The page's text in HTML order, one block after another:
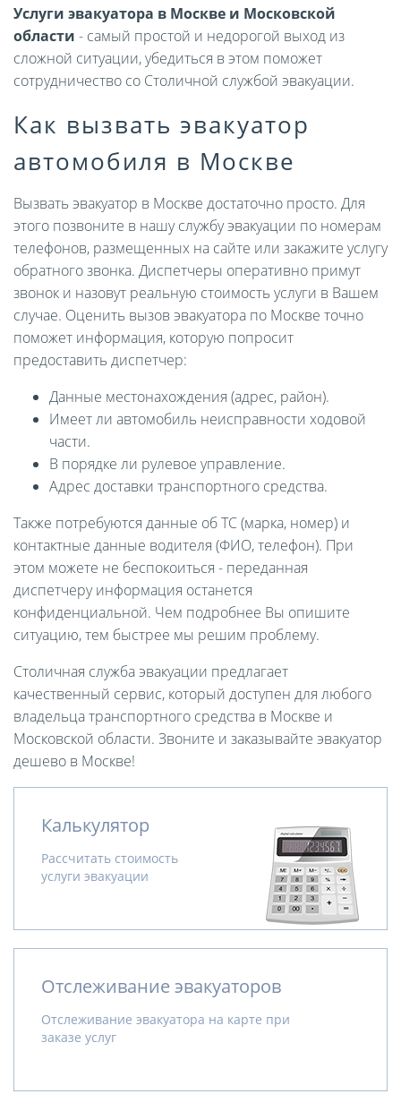
Услуги эвакуатора в Москве и Московской
области - самый простой и недорогой выход из
сложной ситуации, убедиться в этом поможет
сотрудничество со Столичной службой эвакуации.
Как вызвать эвакуатор
автомобиля в Москве
Вызвать эвакуатор в Москве достаточно просто. Для
этого позвоните в нашу службу эвакуации по номерам
телефонов, размещенных на сайте или закажите услугу
обратного звонка. Диспетчеры оперативно примут
звонок и назовут реальную стоимость услуги в Вашем
случае. Оценить вызов эвакуатора по Москве точно
поможет информация, которую попросит
предоставить диспетчер:
Данные местонахождения (адрес, район).
Имеет ли автомобиль неисправности ходовой
части.
В порядке ли рулевое управление.
Адрес доставки транспортного средства.
Также потребуются данные об ТС (марка, номер) и
контактные данные водителя (ФИО, телефон). При
этом можете не беспокоиться - переданная
диспетчеру информация останется
конфиденциальной. Чем подробнее Вы опишите
ситуацию, тем быстрее мы решим проблему.
Столичная служба эвакуации предлагает
качественный сервис, который доступен для любого
владельца транспортного средства в Москве и
Московской области. Звоните и заказывайте эвакуатор
дешево в Москве!
Калькулятор
Рассчитать стоимость
услуги эвакуации
Отслеживание эвакуаторов
Отслеживание эвакуатора на карте при
заказе услуг